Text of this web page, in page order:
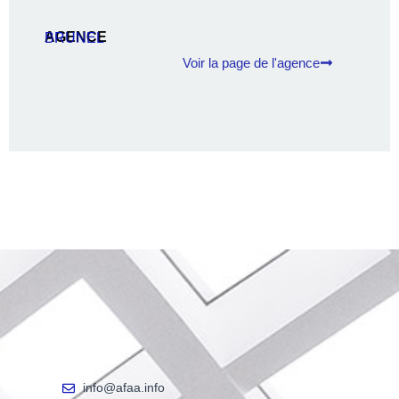
AGENCE
BRUNEL
Voir la page de l'agence
info@afaa.info